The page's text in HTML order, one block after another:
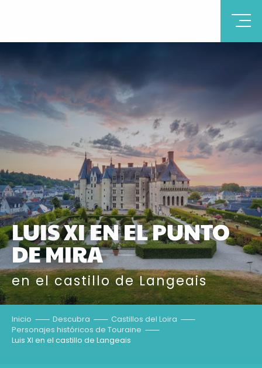
LUIS XI EN EL PUNTO
DE MIRA
en el castillo de Langeais
Inicio Descubra
Castillos del Loira
Personajes históricos de Touraine
Luis XI en el castillo de Langeais